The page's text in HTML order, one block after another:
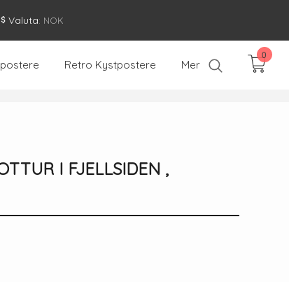
Valuta: NOK
Retro Kystpostere Mer
0
I FJELLSIDEN ,